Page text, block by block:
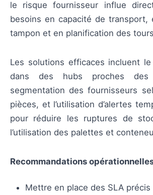
le risque fournisseur influe
besoins en capacité de transport,
tampon et en planification des
Les solutions efficaces incluent le
dans des hubs proches des
segmentation des fournisseurs
pièces, et l’utilisation d’alertes
pour réduire les ruptures de
l’utilisation des palettes et
Recommandations
Mettre en place des SLA précis